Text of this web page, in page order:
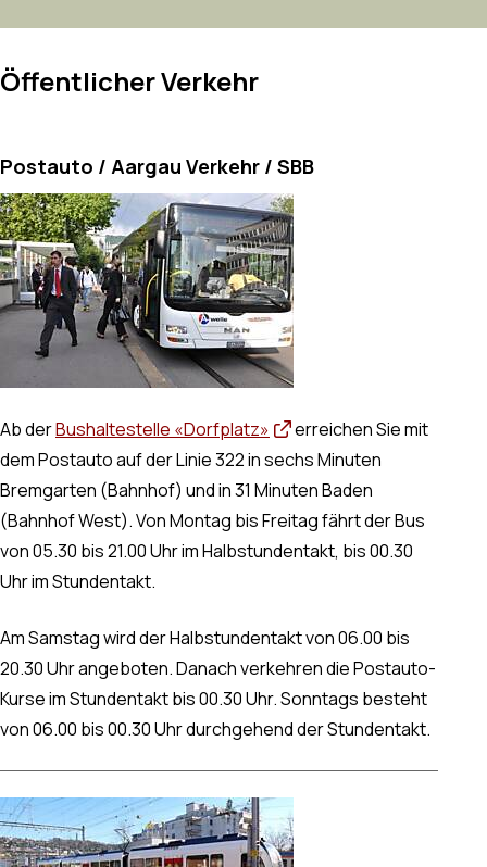
Öffentlicher Verkehr
Postauto / Aargau Verkehr / SBB
Ab derBushaltestelle «Dorfplatz»
erreichen Sie mit
dem Postauto auf der Linie 322 in sechs Minuten
Bremgarten (Bahnhof) und in 31 Minuten Baden
(Bahnhof West). Von Montag bis Freitag fährt der Bus
von 05.30 bis 21.00 Uhr im Halbstundentakt, bis 00.30
Uhr im Stundentakt.
Am Samstag wird der Halbstundentakt von 06.00 bis
20.30 Uhr angeboten. Danach verkehren die Postauto-
Kurse im Stundentakt bis 00.30 Uhr. Sonntags besteht
von 06.00 bis 00.30 Uhr durchgehend der Stundentakt.